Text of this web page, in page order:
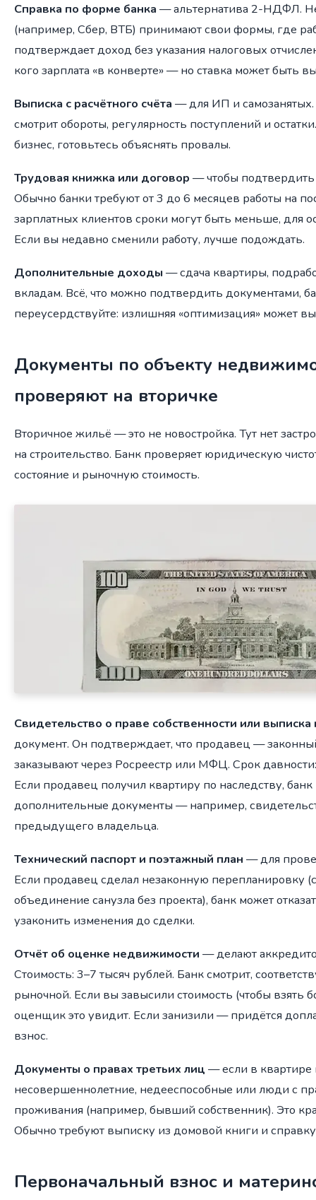
Справка по форме банка — альтернатива 2-НДФЛ.
(например, Сбер, ВТБ) принимают свои формы, где
подтверждает доход без указания налоговых
кого зарплата «в конверте» — но ставка может быть
Выписка с расчётного счёта — для ИП и
смотрит обороты, регулярность поступлений и
бизнес, готовьтесь объяснять провалы.
Трудовая книжка или договор — чтобы
Обычно банки требуют от 3 до 6 месяцев работы на
зарплатных клиентов сроки могут быть меньше, для
Если вы недавно сменили работу, лучше подождать.
Дополнительные доходы — сдача квартиры,
вкладам. Всё, что можно подтвердить документами,
переусердствуйте: излишняя «оптимизация» может
Документы по объекту
проверяют на вторичке
Вторичное жильё — это не новостройка. Тут нет
на строительство. Банк проверяет юридическую
состояние и рыночную стоимость.
Свидетельство о праве собственности или
документ. Он подтверждает, что продавец —
заказывают через Росреестр или МФЦ. Срок
Если продавец получил квартиру по наследству,
дополнительные документы — например,
предыдущего владельца.
Технический паспорт и поэтажный план — для
Если продавец сделал незаконную перепланировку
объединение санузла без проекта), банк может
узаконить изменения до сделки.
Отчёт об оценке недвижимости — делают
Стоимость: 3–7 тысяч рублей. Банк смотрит,
рыночной. Если вы завысили стоимость (чтобы взять
оценщик это увидит. Если занизили — придётся
взнос.
Документы о правах третьих лиц — если в
несовершеннолетние, недееспособные или люди с
проживания (например, бывший собственник). Это
Обычно требуют выписку из домовой книги и справку
Первоначальный взнос и